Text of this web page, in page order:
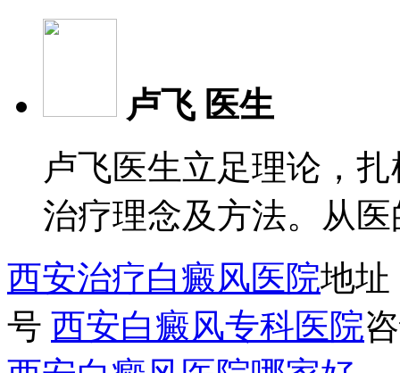
卢飞 医生
卢飞医生立足理论，
治疗理念及方法。从
西安治疗白癜风医院地址
号 西安白癜风专科医院